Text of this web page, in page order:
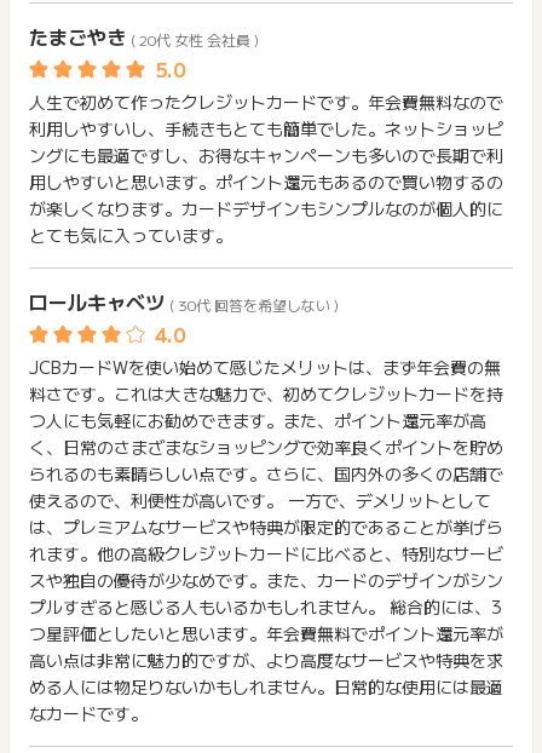
MyJCBアプリログイン&オリジナルシリーズで積立設定で、積
立金額に対して5%キャッシュバック（最大5,000円）
※キャンペーン期間：2026年4月1日（水）～2026年6月30日
（火）
たまごやき ( 20代 女性 会社員 )
人生で初めて作ったクレジットカードです。年会費無料なので
利用しやすいし、手続きもとても簡単でした。ネットショッピ
ングにも最適ですし、お得なキャンペーンも多いので長期で利
用しやすいと思います。ポイント還元もあるので買い物するの
が楽しくなります。カードデザインもシンプルなのが個人的に
とても気に入っています。
ロールキャベツ ( 30代 回答を希望しない )
JCBカードWを使い始めて感じたメリットは、まず年会費の無
料さです。これは大きな魅力で、初めてクレジットカードを持
つ人にも気軽にお勧めできます。また、ポイント還元率が高
く、日常のさまざまなショッピングで効率良くポイントを貯め
られるのも素晴らしい点です。さらに、国内外の多くの店舗で
使えるので、利便性が高いです。 一方で、デメリットとして
は、プレミアムなサービスや特典が限定的であることが挙げら
れます。他の高級クレジットカードに比べると、特別なサービ
スや独自の優待が少なめです。また、カードのデザインがシン
プルすぎると感じる人もいるかもしれません。 総合的には、3
つ星評価としたいと思います。年会費無料でポイント還元率が
高い点は非常に魅力的ですが、より高度なサービスや特典を求
める人には物足りないかもしれません。日常的な使用には最適
なカードです。